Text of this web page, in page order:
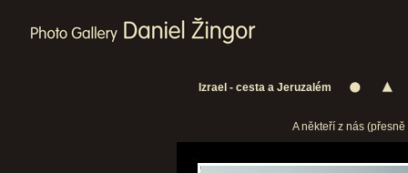
Izrael - cesta a Jeruzalém
A někteří z nás